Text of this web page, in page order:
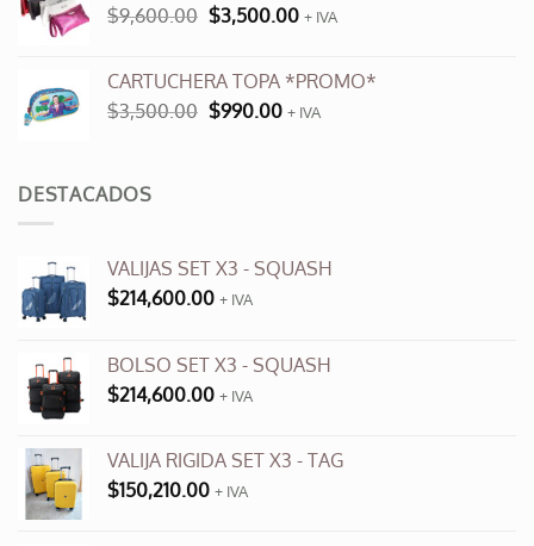
$12,000.00.$6,000.00.
$9,600.00 El
era:
$9,600.00.
$3,500.00El
es:
$3,500.00.
+ IVA
CARTUCHERA TOPA *PROMO*
$3,500.00 El
$990.00El+ IVA
DESTACADOS
VALIJAS SET X3 - SQUASH
$214,600.00 + IVA
BOLSO SET X3 - SQUASH
$214,600.00 + IVA
VALIJA RIGIDA SET X3 - TAG
$150,210.00 + IVA